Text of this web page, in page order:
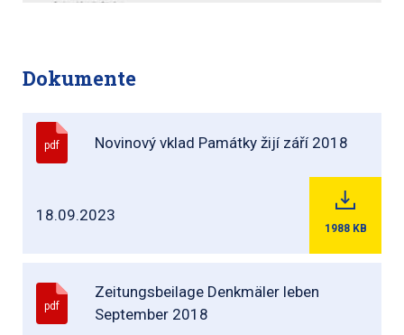
Dokumente
pdf Novinový vklad Památky žijí září 2018
18.09.2023
1988 KB
pdf
Zeitungsbeilage Denkmäler leben
September 2018